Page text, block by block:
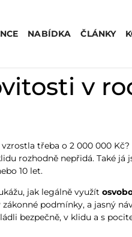
NABÍDKA ČLÁNKY
v
třeba o 2 000 000
rozhodně nepřidá. Také já
10 let.
jak legálně využít
podmínky, a jasný
bezpečně, v klidu a s